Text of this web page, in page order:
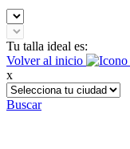
Tu talla ideal es:
Volver al inicio
x
Buscar